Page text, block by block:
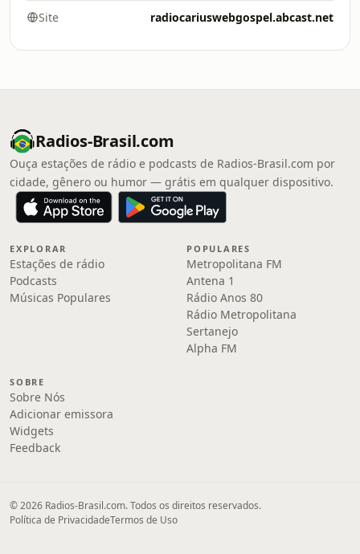
Site radiocariuswebgospel.abcast.net
Radios-Brasil.com
Ouça estações de rádio e podcasts de Radios-Brasil.com por
cidade, gênero ou humor — grátis em qualquer dispositivo.
EXPLORAR
Estações de rádio
Podcasts
Músicas Populares
POPULARES
Metropolitana FM
Antena 1
Rádio Anos 80
Rádio Metropolitana
Sertanejo
Alpha FM
SOBRE
Sobre Nós
Adicionar emissora
Widgets
Feedback
© 2026 Radios-Brasil.com. Todos os direitos reservados.
Política de PrivacidadeTermos de Uso